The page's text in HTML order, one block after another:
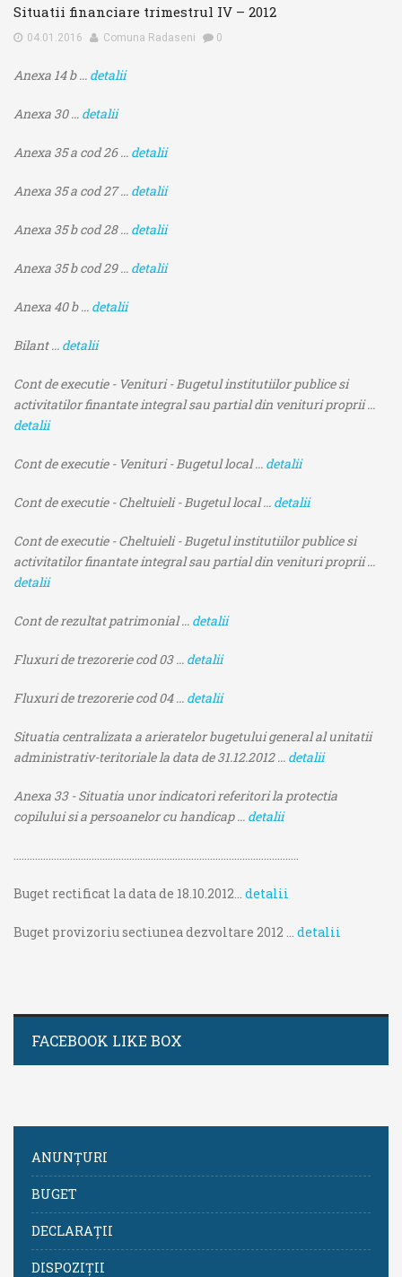
Situatii financiare trimestrul IV – 2012
04.01.2016 Comuna Radaseni 0
Anexa 14 b ... detalii
Anexa 30 ... detalii
Anexa 35 a cod 26 ... detalii
Anexa 35 a cod 27 ... detalii
Anexa 35 b cod 28 ... detalii
Anexa 35 b cod 29 ... detalii
Anexa 40 b ... detalii
Bilant ... detalii
Cont de executie - Venituri - Bugetul institutiilor publice si
activitatilor finantate integral sau partial din venituri proprii ...
detalii
Cont de executie - Venituri - Bugetul local ... detalii
Cont de executie - Cheltuieli - Bugetul local ... detalii
Cont de executie - Cheltuieli - Bugetul institutiilor publice si
activitatilor finantate integral sau partial din venituri proprii ...
detalii
Cont de rezultat patrimonial ... detalii
Fluxuri de trezorerie cod 03 ... detalii
Fluxuri de trezorerie cod 04 ... detalii
Situatia centralizata a arieratelor bugetului general al unitatii
administrativ-teritoriale la data de 31.12.2012 ... detalii
Anexa 33 - Situatia unor indicatori referitori la protectia
copilului si a persoanelor cu handicap ... detalii
..........................................................................................................
Buget rectificat la data de 18.10.2012... detalii
Buget provizoriu sectiunea dezvoltare 2012 ... detalii
FACEBOOK LIKE BOX
ANUNȚURI
BUGET
DECLARAȚII
DISPOZIȚII